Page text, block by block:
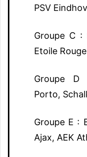
PSV
Groupe C :
Etoile
Groupe D
Porto,
Groupe E :
Ajax, AEK